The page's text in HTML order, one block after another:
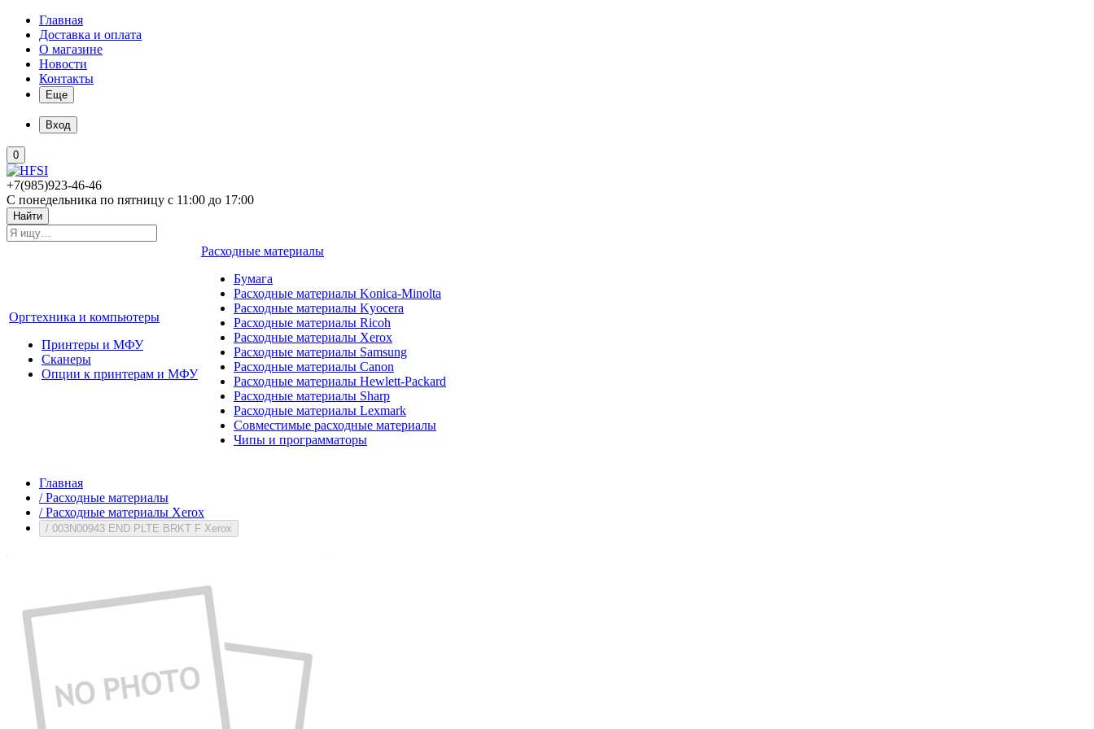
Главная
Доставка и оплата
О магазине
Новости
Контакты
Еще
Вход
0
+7(985)923-46-46
С понедельника по пятницу с 11:00 до 17:00
Найти
Оргтехника и компьютеры
Принтеры и МФУ
Сканеры
Опции к принтерам и МФУ
Расходные материалы
Бумага
Расходные материалы Konica-Minolta
Расходные материалы Kyocera
Расходные материалы Ricoh
Расходные материалы Xerox
Расходные материалы Samsung
Расходные материалы Canon
Расходные материалы Hewlett-Packard
Расходные материалы Sharp
Расходные материалы Lexmark
Совместимые расходные материалы
Чипы и программаторы
Главная
/ Расходные материалы
/ Расходные материалы Xerox
/ 003N00943 END PLTE BRKT F Xerox